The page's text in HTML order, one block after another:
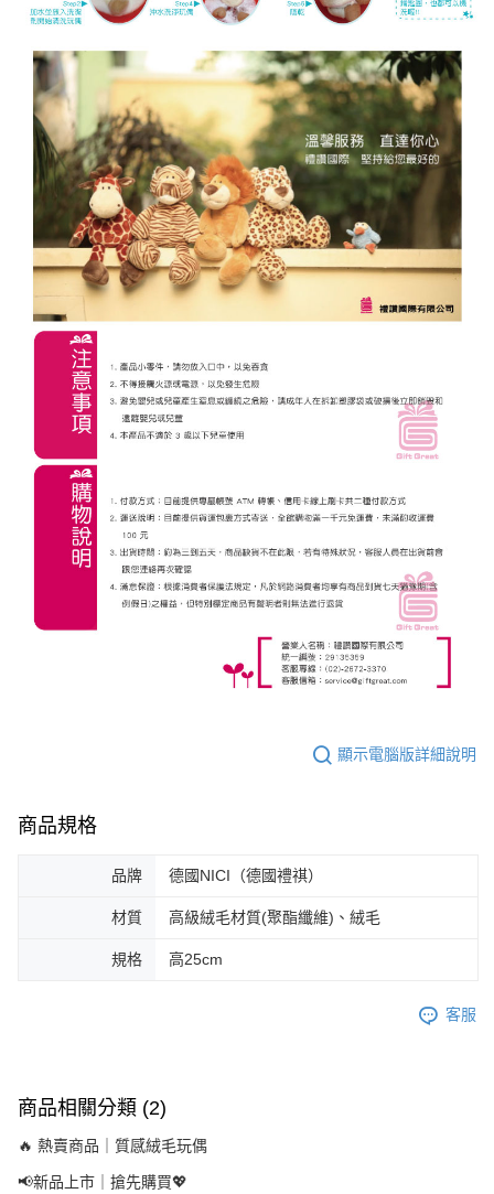
顯示電腦版詳細說明
商品規格
品牌 德國NICI（德國禮祺）
材質 高級絨毛材質(聚酯纖維)、絨毛
規格 高25cm
客服
商品相關分類 (2)
🔥 熱賣商品｜質感絨毛玩偶
📢新品上市｜搶先購買💖